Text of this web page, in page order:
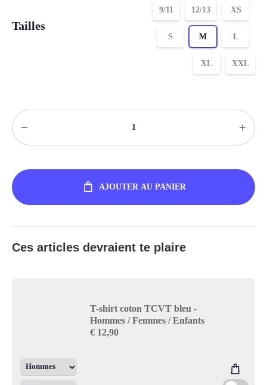
Tailles
9/11 12/13 XS
S M L
XL XXL
Quantité
AJOUTER AU PANIER
Ces articles devraient te plaire
T-shirt coton TCVT bleu -
Hommes / Femmes / Enfants
€ 12,90